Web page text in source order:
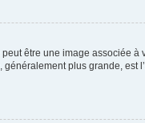
être une image associée
plus grande,